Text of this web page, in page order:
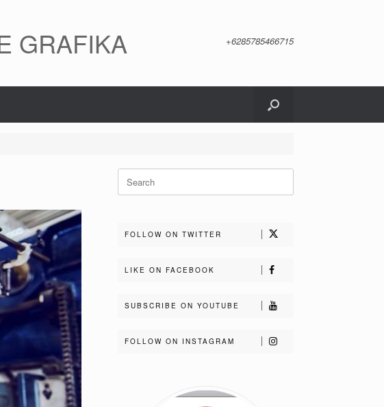
GRAFIKA +6285785466715
Search
for:
FOLLOW ON TWITTER
LIKE ON FACEBOOK
SUBSCRIBE ON YOUTUBE
FOLLOW ON INSTAGRAM